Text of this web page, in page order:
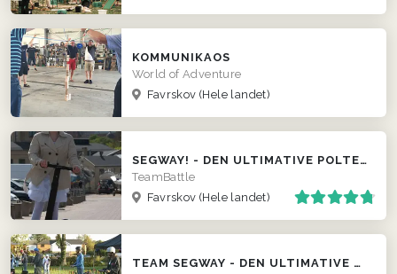
KOMMUNIKAOS
World of Adventure
Favrskov (Hele landet)
SEGWAY! - DEN ULTIMATIVE POLTERABEND EVENT
TeamBattle
Favrskov (Hele landet)
TEAM SEGWAY - DEN ULTIMATIVE TEAM EVENT ...